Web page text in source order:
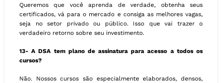
Queremos que você aprenda de verdade, obtenha seus
certificados, vá para o mercado e consiga as melhores vagas,
seja no setor privado ou público. Isso que vai trazer o
verdadeiro retorno sobre seu investimento.
13- A DSA tem plano de assinatura para acesso a todos os
cursos?
Não. Nossos cursos são especialmente elaborados, densos,